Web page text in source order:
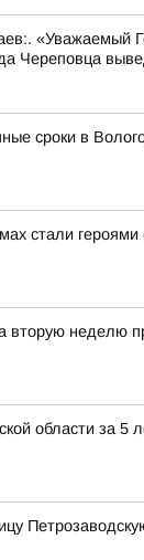
«Уважаемый
Череповца
сроки в
стали
вторую неделю
области за